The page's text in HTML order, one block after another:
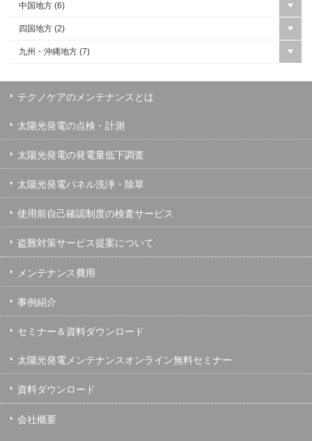
中国地方 (6)
四国地方 (2)
九州・沖縄地方 (7)
テクノケアのメンテナンスとは
太陽光発電の点検・計測
太陽光発電の発電量低下調査
太陽光発電パネル洗浄・除草
使用前自己確認制度の検査サービス
盗難対策サービス提案について
メンテナンス費用
事例紹介
セミナー＆資料ダウンロード
太陽光発電メンテナンスオンライン無料セミナー
資料ダウンロード
会社概要